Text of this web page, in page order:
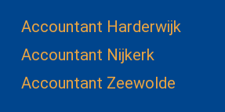
Accountant Harderwijk
Accountant Nijkerk
Accountant Zeewolde